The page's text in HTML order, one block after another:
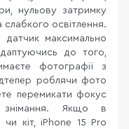
нульову затримку
слабкого освітлення.
датчик максимально
до того,
фотографії з
роблячи фото
перемикати фокус
знімання. Якщо в
кіт, iPhone 15 Pro